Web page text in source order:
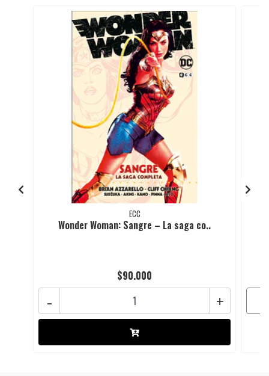
ECC
Wonder Woman: Sangre – La saga co..
$90.000
+
-